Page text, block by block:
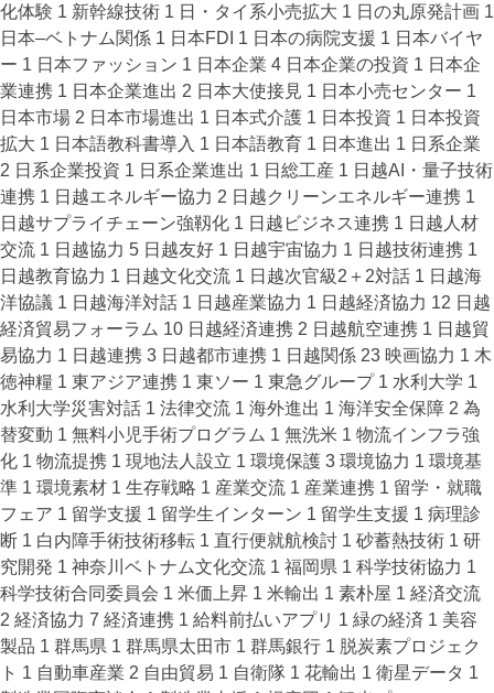
化体験 1 新幹線技術 1 日・タイ系小売拡大 1 日の丸原発計画 1
日本–ベトナム関係 1 日本FDI 1 日本の病院支援 1 日本バイヤ
ー 1 日本ファッション 1 日本企業 4 日本企業の投資 1 日本企
業連携 1 日本企業進出 2 日本大使接見 1 日本小売センター 1
日本市場 2 日本市場進出 1 日本式介護 1 日本投資 1 日本投資
拡大 1 日本語教科書導入 1 日本語教育 1 日本進出 1 日系企業
2 日系企業投資 1 日系企業進出 1 日総工産 1 日越AI・量子技術
連携 1 日越エネルギー協力 2 日越クリーンエネルギー連携 1
日越サプライチェーン強靱化 1 日越ビジネス連携 1 日越人材
交流 1 日越協力 5 日越友好 1 日越宇宙協力 1 日越技術連携 1
日越教育協力 1 日越文化交流 1 日越次官級2＋2対話 1 日越海
洋協議 1 日越海洋対話 1 日越産業協力 1 日越経済協力 12 日越
経済貿易フォーラム 10 日越経済連携 2 日越航空連携 1 日越貿
易協力 1 日越連携 3 日越都市連携 1 日越関係 23 映画協力 1 木
徳神糧 1 東アジア連携 1 東ソー 1 東急グループ 1 水利大学 1
水利大学災害対話 1 法律交流 1 海外進出 1 海洋安全保障 2 為
替変動 1 無料小児手術プログラム 1 無洗米 1 物流インフラ強
化 1 物流提携 1 現地法人設立 1 環境保護 3 環境協力 1 環境基
準 1 環境素材 1 生存戦略 1 産業交流 1 産業連携 1 留学・就職
フェア 1 留学支援 1 留学生インターン 1 留学生支援 1 病理診
断 1 白内障手術技術移転 1 直行便就航検討 1 砂蓄熱技術 1 研
究開発 1 神奈川ベトナム文化交流 1 福岡県 1 科学技術協力 1
科学技術合同委員会 1 米価上昇 1 米輸出 1 素朴屋 1 経済交流
2 経済協力 7 経済連携 1 給料前払いアプリ 1 緑の経済 1 美容
製品 1 群馬県 1 群馬県太田市 1 群馬銀行 1 脱炭素プロジェク
ト 1 自動車産業 2 自由貿易 1 自衛隊 1 花輸出 1 衛星データ 1